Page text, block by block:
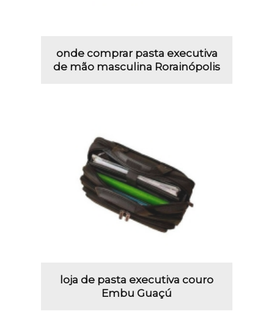
onde comprar pasta executiva
de mão masculina Rorainópolis
loja de pasta executiva couro
Embu Guaçú